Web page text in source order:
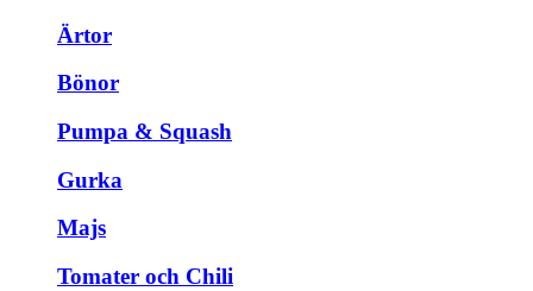
Ärtor
Bönor
Pumpa & Squash
Gurka
Majs
Tomater och Chili